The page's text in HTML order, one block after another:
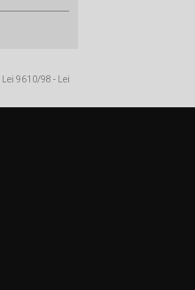
Lei 9610/98 - Lei